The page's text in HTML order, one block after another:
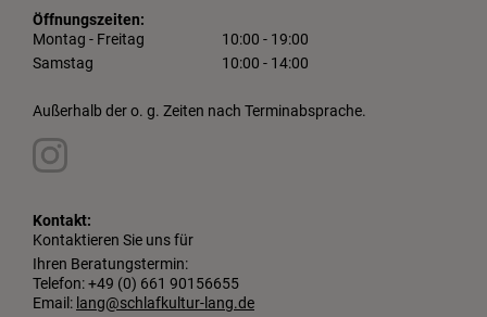
Öffnungszeiten:
Montag - Freitag
10:00 - 19:00
Samstag
10:00 - 14:00
Außerhalb der o. g. Zeiten nach Terminabsprache.
Kontakt:
Kontaktieren Sie uns für
Ihren Beratungstermin:
Telefon: +49 (0) 661 90156655
Email: lang@schlafkultur-lang.de